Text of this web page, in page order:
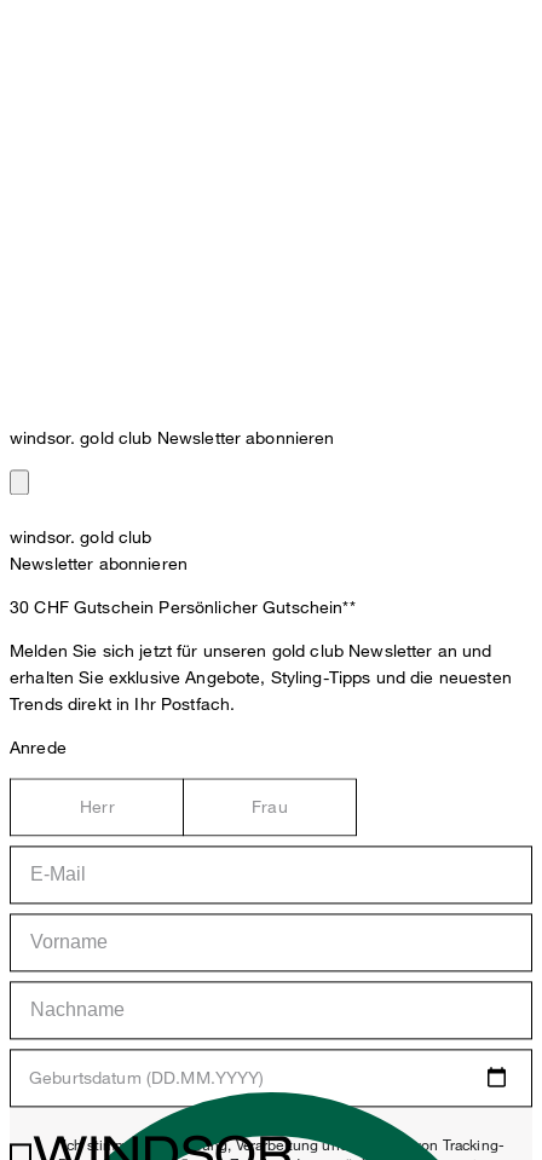
windsor. gold club Newsletter abonnieren
windsor. gold club
Newsletter abonnieren
30 CHF Gutschein Persönlicher Gutschein**
Melden Sie sich jetzt für unseren gold club Newsletter an und
erhalten Sie exklusive Angebote, Styling-Tipps und die neuesten
Trends direkt in Ihr Postfach.
Anrede
Herr Frau
Geburtsdatum (DD.MM.YYYY)
*Ich stimme der Erhebung, Verarbeitung und Nutzung von Tracking-